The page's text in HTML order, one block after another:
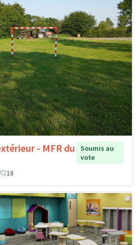
- MFR du
Soumis au
vote
18